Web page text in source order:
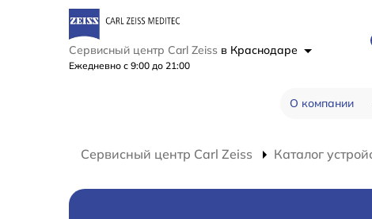
Сервисный центр Carl Zeiss в Краснодаре
Ежедневно с 9:00 до 21:00
О компании
Сервисный центр Carl Zeiss Каталог